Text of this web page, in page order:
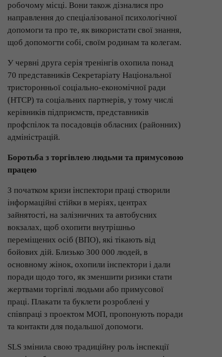
робочому місці. Вони також дізналися про
направлення до спеціалізованої психологічної
допомоги та про те, як використати свої знання,
щоб допомогти собі, своїм родинам та колегам.
У червні друга серія тренінгів охопила понад
70 представників Секретаріату Національної
тристоронньої соціально-економічної ради
(НТСР) та соціальних партнерів, у тому числі
керівників підприємств, представників
профспілок та посадовців обласних (районних)
адміністрацій.
Боротьба з торгівлею людьми та примусовою
працею
З початком кризи інспектори праці створили
інформаційні стійки в меріях, центрах
зайнятості, на залізничних та автобусних
вокзалах, щоб охопити внутрішньо
переміщених осіб (ВПО), які тікають від
бойових дій. Близько 300 000 людей, в
основному жінок, охопили інспектори і дали
поради щодо того, як зменшити ризики стати
жертвами торгівлі людьми або примусової
праці. Плакати та буклети розроблені у
співпраці з проектом МОП, пропонують поради
та контакти для подальшої допомоги.
SLS змінила свою традиційну роль інспекції